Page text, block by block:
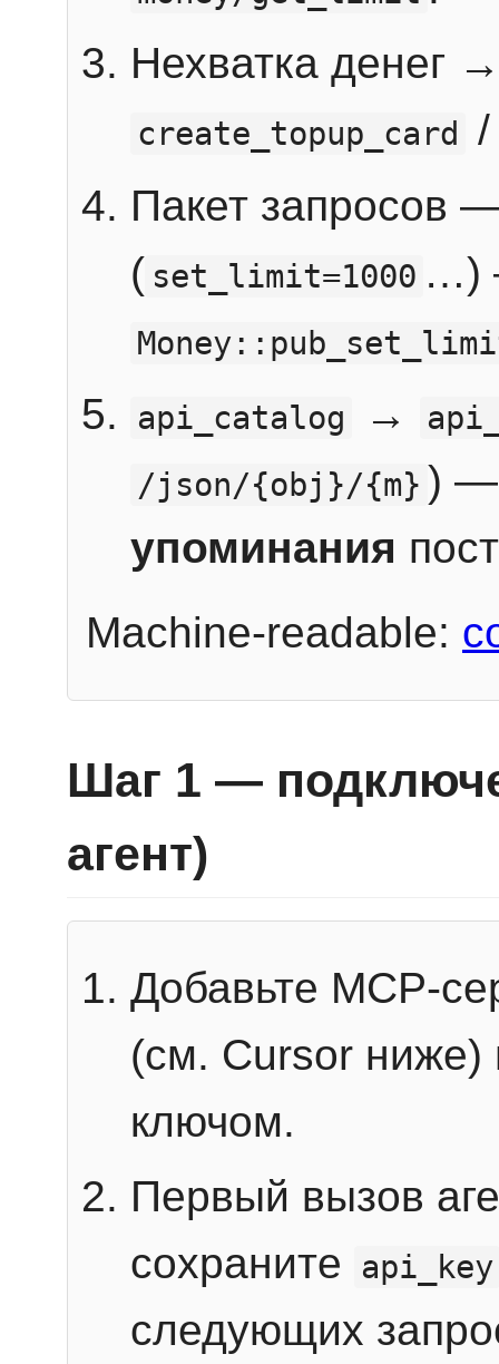
Нехватка денег
create_topup_card
Пакет запросов
( set_limit=1000 …)
api_catalog
→
/json/{obj}/{m} ) —
упоминания
Machine-readable:
Шаг 1 —
агент)
Добавьте MCP-
(см. Cursor ниже)
ключом.
Первый вызов
сохраните
api_key
следующих